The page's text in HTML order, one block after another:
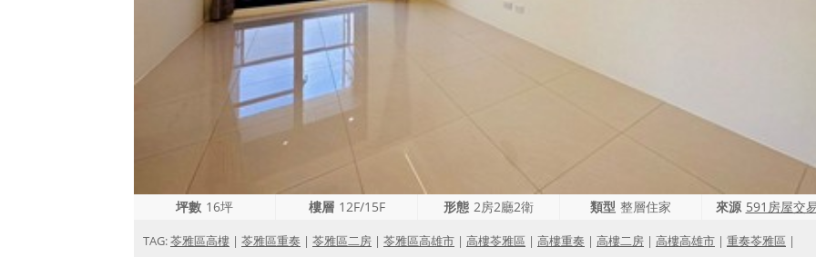
坪數 16坪 樓層 12F/15F 形態 2房2廳2衛 類型 整層住家 來源 591房屋交
TAG:苓雅區高樓 | 苓雅區重奏 | 苓雅區二房 | 苓雅區高雄市 | 高樓苓雅區 | 高樓重奏 | 高樓二房 | 高樓高雄市 | 重奏苓雅區 |